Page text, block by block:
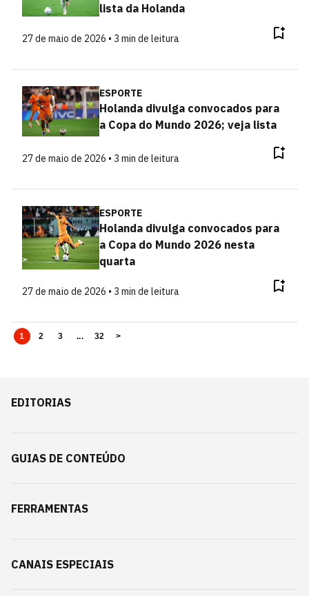
lista da Holanda
27 de maio de 2026 • 3 min de leitura
ESPORTE
Holanda divulga convocados para
a Copa do Mundo 2026; veja lista
27 de maio de 2026 • 3 min de leitura
ESPORTE
Holanda divulga convocados para
a Copa do Mundo 2026 nesta
quarta
27 de maio de 2026 • 3 min de leitura
1 2 3 ... 32 >
EDITORIAS
GUIAS DE CONTEÚDO
FERRAMENTAS
CANAIS ESPECIAIS